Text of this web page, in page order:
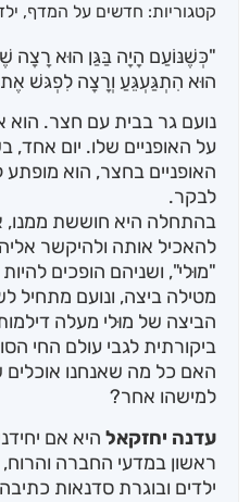
דירוגים של
קטגוריות: חדשים על המדף,
"כְּשֶׁנּוֹעַם הָיָה בַּגַּן הוּא רָצָה
הוּא הִתְגַּעְגֵּעַ וְרָצָה לִפְגּשׁ אֶת
נועם גר בבית עם חצר. הוא
על האופניים שלו. יום
האופניים בחצר, הוא
לבקר.
בהתחלה היא חוששת ממנו,
להאכיל אותה ולהיקשר
"מוּלי", ושניהם הופכים
מטילה ביצה, ונועם מתחיל
הביצה של מוּלי מעלה
ביקורתית לגבי עולם החי
האם כל מה שאנחנו אוכלים
למישהו אחר?
עדנה יחזקאל היא אם
ראשון במדעי החברה והרוח,
ילדים ובוגרת סדנאות